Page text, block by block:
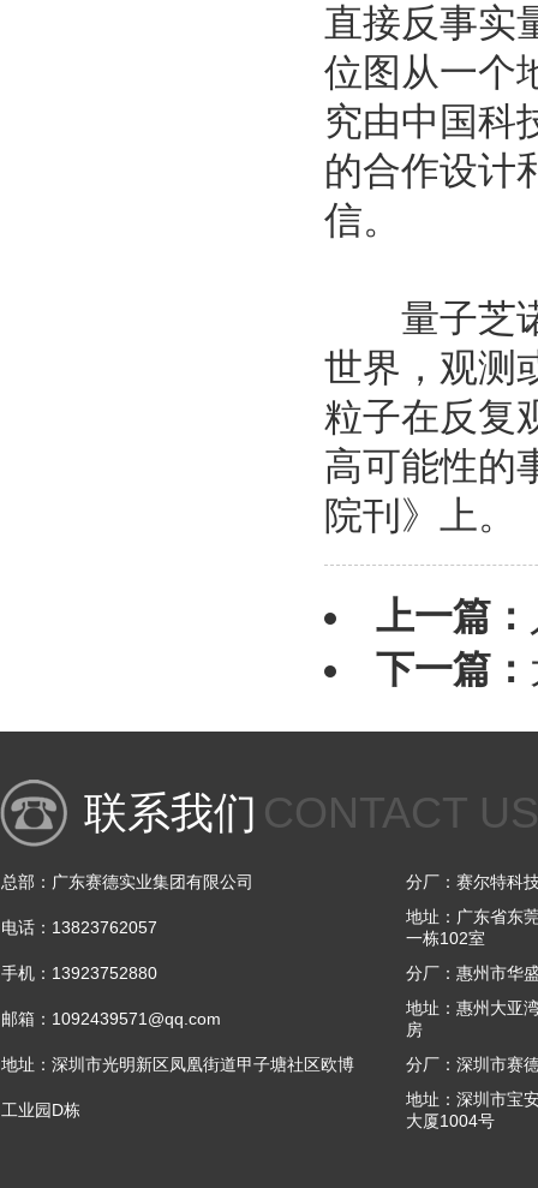
直接反事实
位图从一个
究由中国科
的合作设计
信。
量子芝诺
世界，观测
粒子在反复
高可能性的
院刊》上。
上一篇：
下一篇：
联系我们 CONTACT US
总部：广东赛德实业集团有限公司 分厂：赛尔特科
电话：13823762057
地址：广东省东
一栋102室
手机：13923752880
分厂：惠州市华
邮箱：1092439571@qq.com
地址：惠州大亚
房
地址：深圳市光明新区凤凰街道甲子塘社区欧博
分厂：深圳市赛
工业园D栋
地址：深圳市宝
大厦1004号